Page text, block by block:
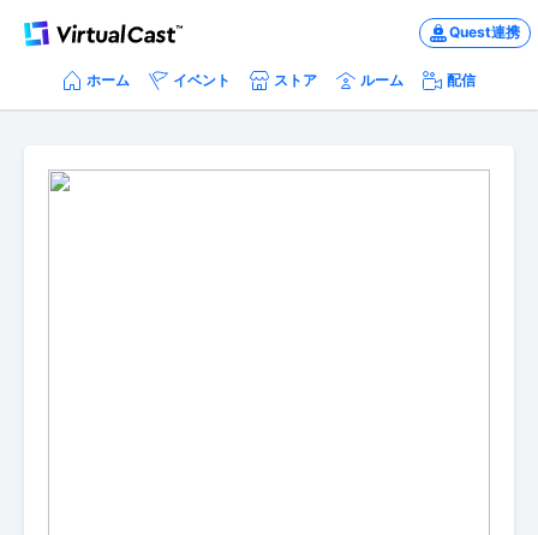
Quest連携
ホーム イベント ストア ルーム 配信